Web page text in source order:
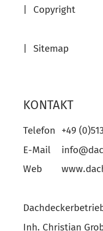
Copyright
Sitemap
KONTAKT
Telefon
+49
E-Mail
Web
Inh. Christian